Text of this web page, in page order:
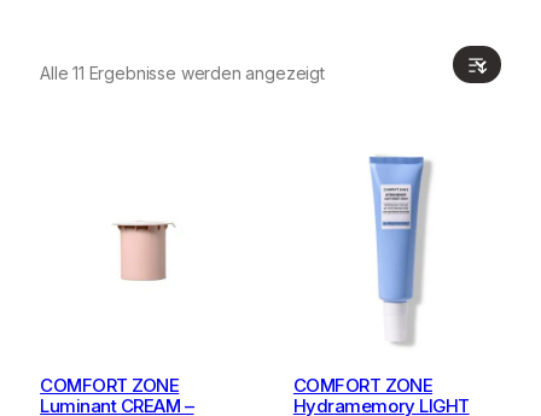
Alle 11 Ergebnisse werden angezeigt
COMFORT ZONE
Luminant CREAM –
COMFORT ZONE
Hydramemory LIGHT